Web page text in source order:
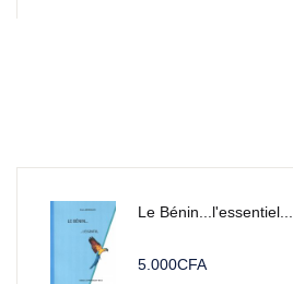
Le Bénin...l'essentiel...
5.000CFA